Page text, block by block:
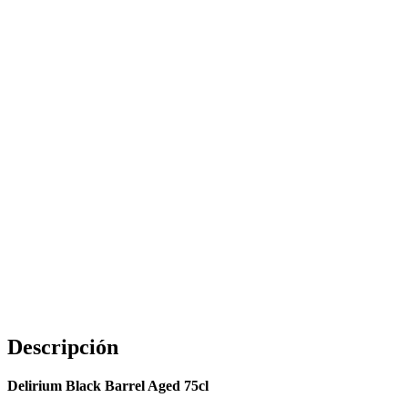
Descripción
Delirium Black Barrel Aged 75cl